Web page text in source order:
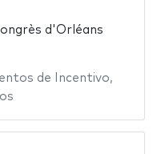
d'Orléans
de Incentivo,